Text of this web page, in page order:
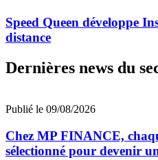
Speed Queen développe
distance
Dernières news du
Publié le 09/08/2026
Chez MP FINANCE,
sélectionné pour devenir